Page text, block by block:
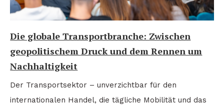
Die globale Transportbranche: Zwischen
geopolitischem Druck und dem Rennen um
Nachhaltigkeit
Der Transportsektor – unverzichtbar für den
internationalen Handel, die tägliche Mobilität und das